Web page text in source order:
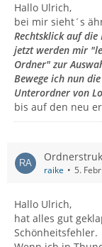
Hallo Ulrich,
bei mir sieht´s
Rechtsklick auf die
jetzt werden mir
Ordner" zur
Bewege ich nun
Unterordner von
bis auf den neu
raike 5.
Hallo Ulrich,
hat alles gut
Schönheitsfehler.